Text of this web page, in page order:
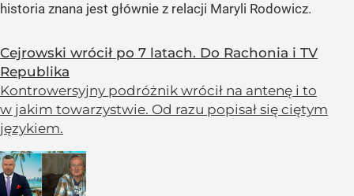
historia znana jest głównie z relacji Maryli Rodowicz.
Cejrowski wrócił po 7 latach. Do Rachonia i TV
Republika
Kontrowersyjny podróżnik wrócił na antenę i to
w jakim towarzystwie. Od razu popisał się ciętym
językiem.